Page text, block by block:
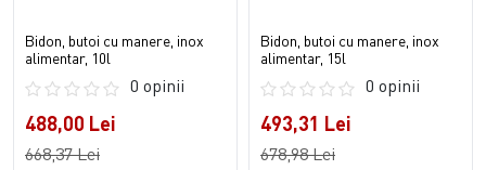
Bidon, butoi cu manere, inox
alimentar, 10l
0 opinii
488,00 Lei
668,37 Lei
Bidon, butoi cu manere, inox
alimentar, 15l
0 opinii
493,31 Lei
678,98 Lei